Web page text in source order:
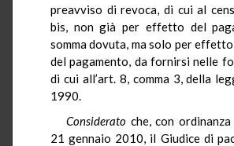
preavviso di revoca, di cui al
bis, non già per effetto del
somma dovuta, ma solo per effetto
del pagamento, da fornirsi nelle
di cui all’art. 8, comma 3, della
1990.
Considerato che, con
21 gennaio 2010, il Giudice di